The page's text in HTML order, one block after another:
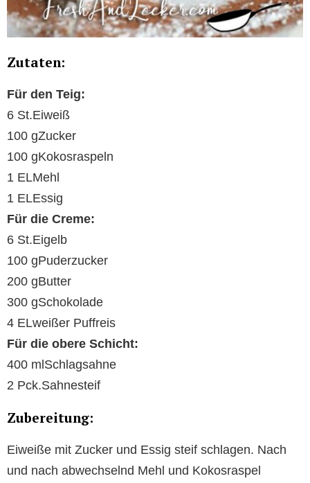
Zutaten:
Für den Teig:
6 St.Eiweiß
100 gZucker
100 gKokosraspeln
1 ELMehl
1 ELEssig
Für die Creme:
6 St.Eigelb
100 gPuderzucker
200 gButter
300 gSchokolade
4 ELweißer Puffreis
Für die obere Schicht:
400 mlSchlagsahne
2 Pck.Sahnesteif
Zubereitung:
Eiweiße mit Zucker und Essig steif schlagen. Nach
und nach abwechselnd Mehl und Kokosraspel